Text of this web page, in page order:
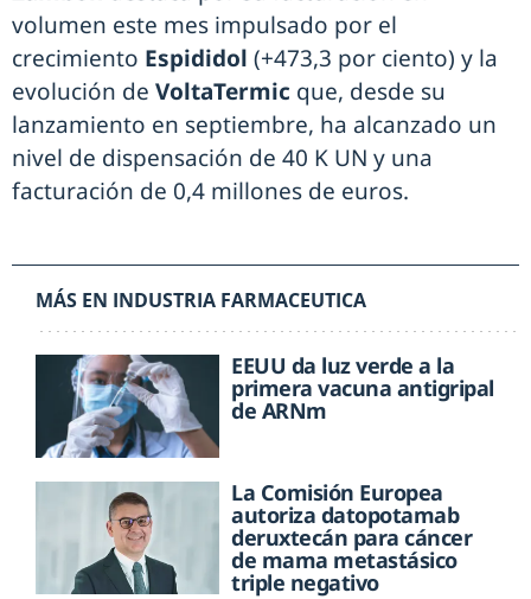
volumen este mes impulsado por el
crecimiento Espididol (+473,3 por ciento) y la
evolución de VoltaTermic que, desde su
lanzamiento en septiembre, ha alcanzado un
nivel de dispensación de 40 K UN y una
facturación de 0,4 millones de euros.
MÁS EN INDUSTRIA FARMACEUTICA
EEUU da luz verde a la
primera vacuna antigripal
de ARNm
La Comisión Europea
autoriza datopotamab
deruxtecán para cáncer
de mama metastásico
triple negativo